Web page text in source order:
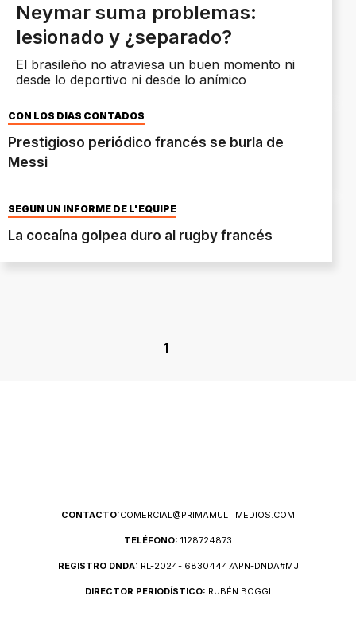
Neymar suma problemas:
lesionado y ¿separado?
El brasileño no atraviesa un buen momento ni
desde lo deportivo ni desde lo anímico
CON LOS DÍAS CONTADOS
Prestigioso periódico francés se burla de
Messi
SEGÚN UN INFORME DE L'EQUIPE
La cocaína golpea duro al rugby francés
1
CONTACTO:COMERCIAL@PRIMAMULTIMEDIOS.COM
TELÉFONO: 1128724873
REGISTRO DNDA: RL-2024- 68304447APN-DNDA#MJ
DIRECTOR PERIODÍSTICO: RUBÉN BOGGI